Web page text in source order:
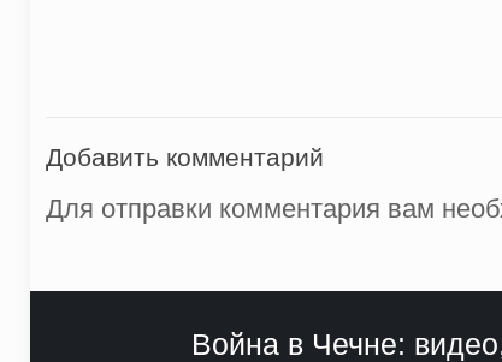
Добавить комментарий
Для отправки комментария вам
Война в Чечне: